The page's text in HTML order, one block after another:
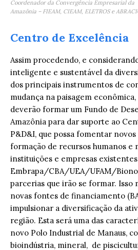
Coordenador da Convergência Empresarial da
Amazônia – FIEAM, CIEAM, ELETROS e
Centro de Excelência
Assim procedendo, e
inteligente e sustentável da
dos principais instrumentos de
mudança na paisagem
deverão formar um Fundo de
Amazônia para dar suporte ao
P&D&I, que possa fomentar
formação de recursos humanos e
instituições e empresas existentes
Embrapa/CBA/UEA/UFAM/
parcerias que irão se formar. Isso
novas fontes de financiamento
impulsionar a diversificação da
região. Esta será uma das
novo Polo Industrial de Manaus,
bioindústria, mineral, de